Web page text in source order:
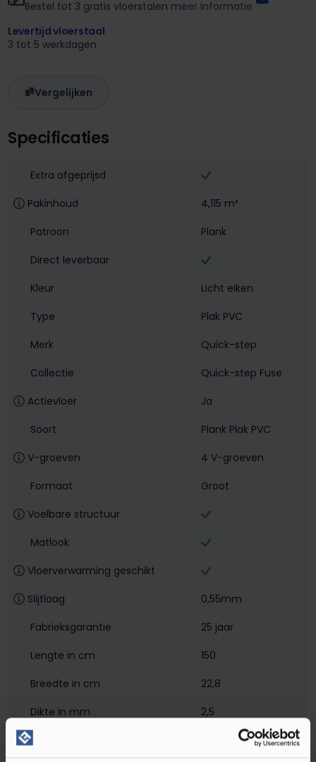
Specificaties
Extra afgeprijsd
Pakinhoud
4,115 m²
Patroon
Plank
Direct leverbaar
Kleur
Licht eiken
Type
Plak PVC
Merk
Quick-step
Collectie
Quick-step Fuse
Actievloer
Ja
Soort
Plank Plak PVC
V-groeven
4 V-groeven
Formaat
Groot
Voelbare structuur
Matlook
Vloerverwarming geschikt
Slijtlaag
0,55mm
Fabrieksgarantie
25 jaar
Lengte in cm
150
Breedte in cm
22,8
Dikte in mm
2,5
Bestel tot 3 gratis vloerstalen meer informatie
Levertijd vloerstaal
3 tot 5 werkdagen
Vergelijken